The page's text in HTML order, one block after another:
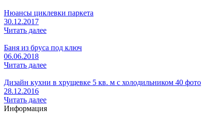
Нюансы циклевки паркета
30.12.2017
Читать далее
Баня из бруса под ключ
06.06.2018
Читать далее
Дизайн кухни в хрущевке 5 кв. м с холодильником 40 фото
28.12.2016
Читать далее
Информация